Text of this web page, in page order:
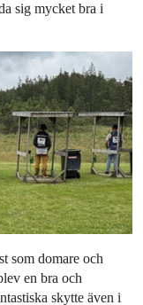
sig mycket bra i
som domare och
en bra och
skytte även i